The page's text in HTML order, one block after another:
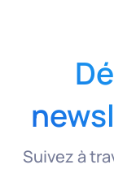
Suivez à